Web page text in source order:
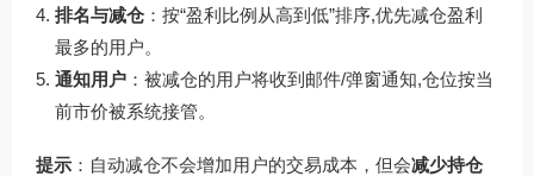
排名与减仓 ：按“盈利比例从高到低”排序,优先减仓盈利
最多的用户。
通知用户 ：被减仓的用户将收到邮件/弹窗通知,仓位按当
前市价被系统接管。
提示 ：自动减仓不会增加用户的交易成本，但会减少持仓